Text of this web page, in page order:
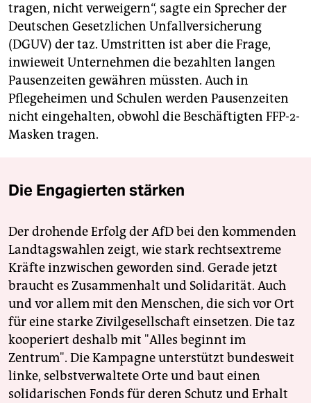
tragen, nicht verweigern“, sagte ein Sprecher der
Deutschen Gesetzlichen Unfallversicherung
(DGUV) der taz. Umstritten ist aber die Frage,
inwieweit Unternehmen die bezahlten langen
Pausenzeiten gewähren müssten. Auch in
Pflegeheimen und Schulen werden Pausenzeiten
nicht eingehalten, obwohl die Beschäftigten FFP-2-
Masken tragen.
Die Engagierten stärken
Der drohende Erfolg der AfD bei den kommenden
Landtagswahlen zeigt, wie stark rechtsextreme
Kräfte inzwischen geworden sind. Gerade jetzt
braucht es Zusammenhalt und Solidarität. Auch
und vor allem mit den Menschen, die sich vor Ort
für eine starke Zivilgesellschaft einsetzen. Die taz
kooperiert deshalb mit "Alles beginnt im
Zentrum". Die Kampagne unterstützt bundesweit
linke, selbstverwaltete Orte und baut einen
solidarischen Fonds für deren Schutz und Erhalt